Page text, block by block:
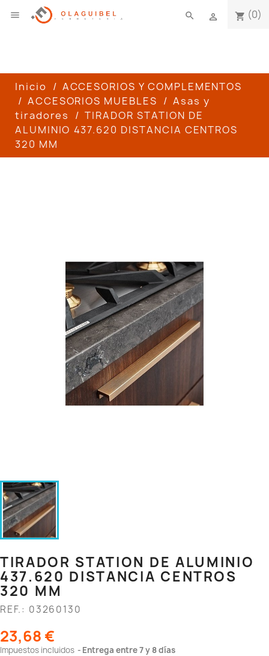
 shopping_cart (0)

search
Inicio
ACCESORIOS Y COMPLEMENTOS
ACCESORIOS MUEBLES
Asas y
tiradores
TIRADOR STATION DE
ALUMINIO 437.620 DISTANCIA CENTROS
320 MM
TIRADOR STATION DE ALUMINIO
437.620 DISTANCIA CENTROS
320 MM
REF.: 03260130
23,68 €
Impuestos incluidos Entrega entre 7 y 8 días